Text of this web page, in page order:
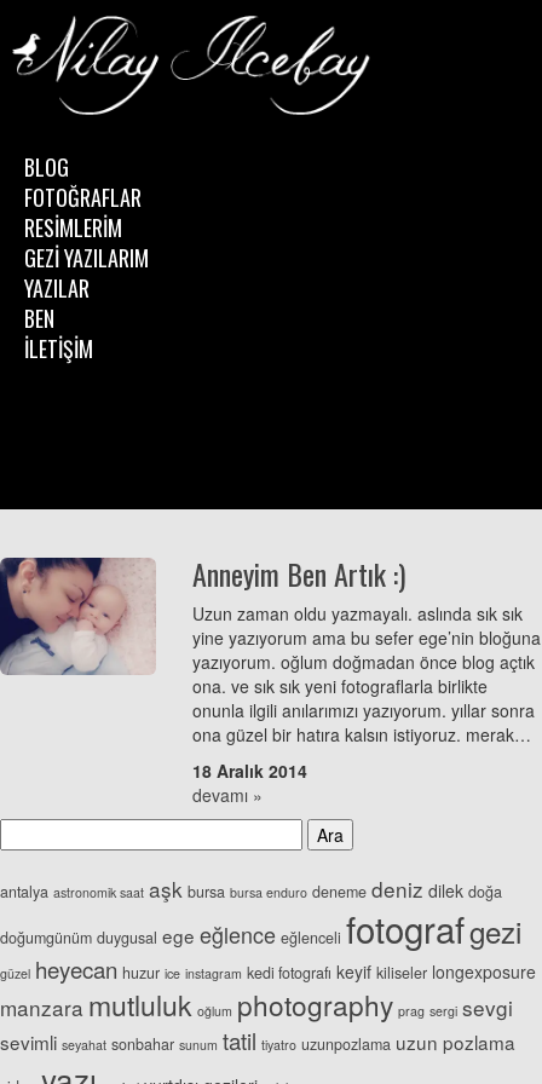
BLOG
FOTOĞRAFLAR
RESİMLERİM
GEZİ YAZILARIM
YAZILAR
BEN
İLETİŞİM
Anneyim Ben Artık :)
Uzun zaman oldu yazmayalı. aslında sık sık
yine yazıyorum ama bu sefer ege’nin bloğuna
yazıyorum. oğlum doğmadan önce blog açtık
ona. ve sık sık yeni fotograflarla birlikte
onunla ilgili anılarımızı yazıyorum. yıllar sonra
ona güzel bir hatıra kalsın istiyoruz. merak…
18 Aralık 2014
devamı »
antalya astronomik saat aşk bursa bursa enduro deneme deniz dilek doğa
doğumgünüm duygusal ege eğlence eğlenceli fotografgezi
güzel heyecan huzur ice instagram kedi fotografı keyif kiliseler longexposure
manzara mutluluk oğlum photography prag sergi sevgi
sevimli seyahat sonbahar sunum tatil tiyatro uzunpozlama uzun pozlama